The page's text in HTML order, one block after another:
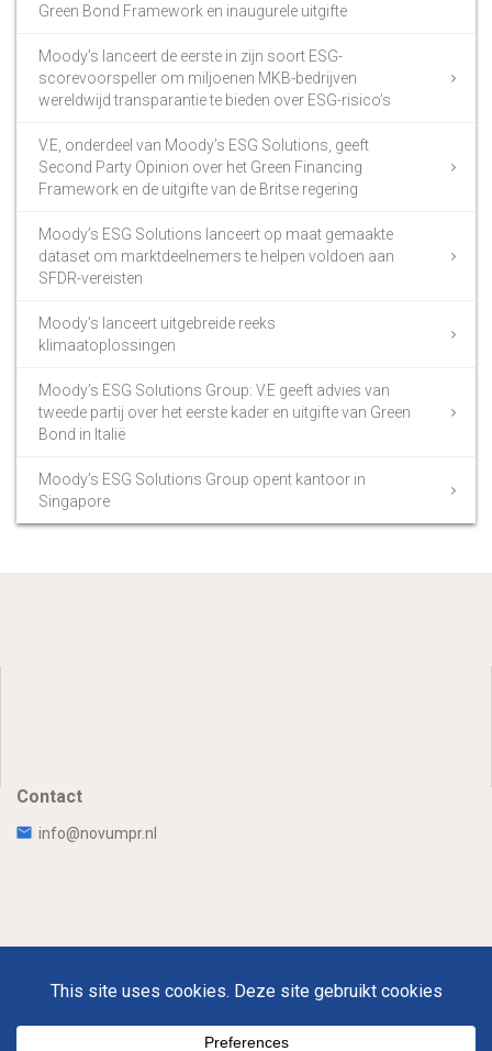
Green Bond Framework en inaugurele uitgifte
Moody’s lanceert de eerste in zijn soort ESG-
scorevoorspeller om miljoenen MKB-bedrijven
wereldwijd transparantie te bieden over ESG-risico’s
V.E, onderdeel van Moody’s ESG Solutions, geeft
Second Party Opinion over het Green Financing
Framework en de uitgifte van de Britse regering
Moody’s ESG Solutions lanceert op maat gemaakte
dataset om marktdeelnemers te helpen voldoen aan
SFDR-vereisten
Moody’s lanceert uitgebreide reeks
klimaatoplossingen
Moody’s ESG Solutions Group: V.E geeft advies van
tweede partij over het eerste kader en uitgifte van Green
Bond in Italië
Moody’s ESG Solutions Group opent kantoor in
Singapore
Contact
info@novumpr.nl